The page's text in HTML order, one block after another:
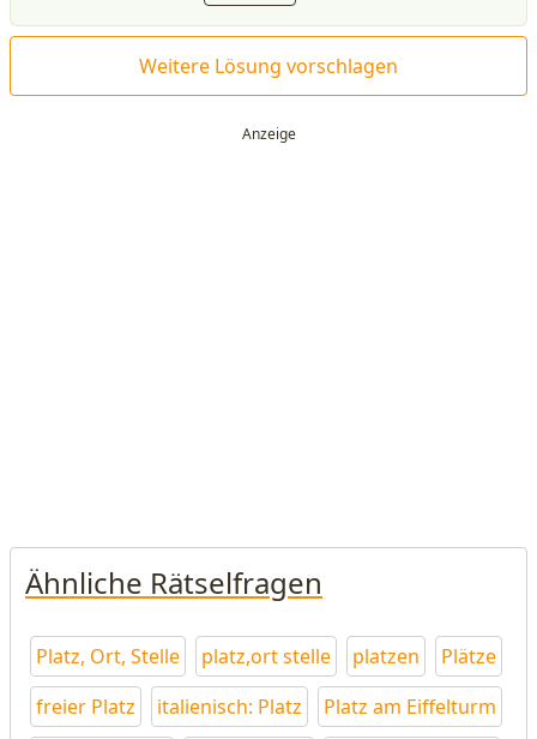
Weitere Lösung vorschlagen
Ähnliche Rätselfragen
Platz, Ort, Stelle platz,ort stelle platzen
Plätze
freier Platz
italienisch: Platz
Platz am Eiffelturm